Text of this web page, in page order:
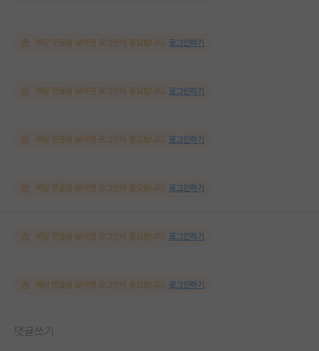
해당 댓글을 보려면 로그인이 필요합니다. 로그인하기
해당 댓글을 보려면 로그인이 필요합니다. 로그인하기
해당 댓글을 보려면 로그인이 필요합니다. 로그인하기
해당 댓글을 보려면 로그인이 필요합니다. 로그인하기
해당 댓글을 보려면 로그인이 필요합니다. 로그인하기
해당 댓글을 보려면 로그인이 필요합니다. 로그인하기
댓글쓰기